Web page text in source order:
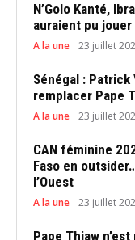
N’Golo Kanté,
auraient pu
A la une 23 juillet
Sénégal :
remplacer Pape
A la une 23 juillet
CAN féminine
Faso en
l’Ouest
A la une 23 juillet
Pape Thiaw